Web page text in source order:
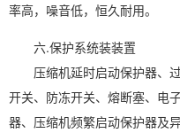
率高，噪音低，恒久耐用。
六.保护系统装装置
压缩机延时启动保护器、过
开关、防冻开关、熔断塞、电
器、压缩机频繁启动保护器及